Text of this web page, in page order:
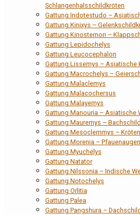
Schlangenhalsschildkröten
Gattung Indotestudo –
Gattung Kinixys –
Gattung Kinosternon –
Gattung Lepidochelys
Gattung Leucocephalon
Gattung Lissemys – Asiatische
Gattung Macrochelys –
Gattung Malaclemys
Gattung Malacochersus
Gattung Malayemys
Gattung Manouria – Asiatische
Gattung Mauremys –
Gattung Mesoclemmys –
Gattung Morenia –
Gattung Myuchelys
Gattung Natator
Gattung Nilssonia – Indische
Gattung Notochelys
Gattung Orlitia
Gattung Palea
Gattung Pangshura –